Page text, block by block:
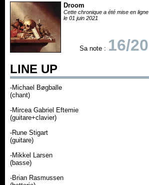
Droom
Cette chronique a été mise en ligne
le 01 juin 2021
Sa note : 16/20
LINE UP
-Michael Bøgballe
(chant)
-Mircea Gabriel Eftemie
(guitare+clavier)
-Rune Stigart
(guitare)
-Mikkel Larsen
(basse)
-Brian Rasmussen